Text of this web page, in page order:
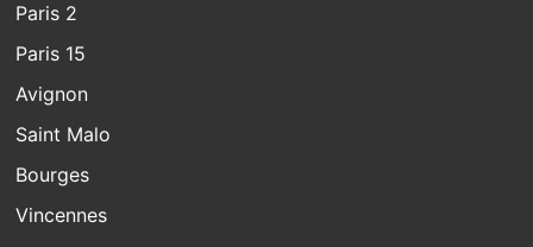
Paris 2
Paris 15
Avignon
Saint Malo
Bourges
Vincennes